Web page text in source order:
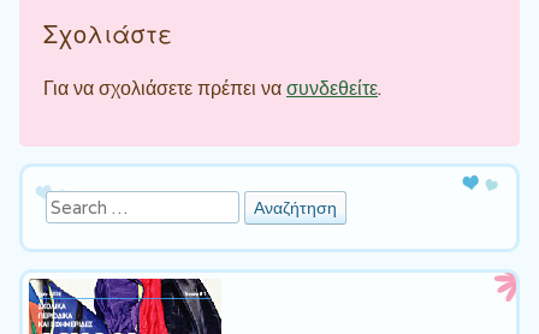
Σχολιάστε
Για να σχολιάσετε πρέπει νασυνδεθείτε.
Αναζήτηση